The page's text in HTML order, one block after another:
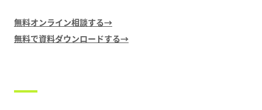
無料オンライン相談する→
無料で資料ダウンロードする→